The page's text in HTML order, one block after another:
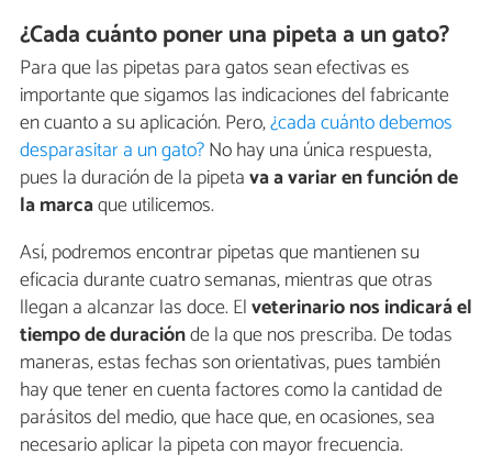
¿Cada cuánto poner una pipeta a un gato?
Para que las pipetas para gatos sean efectivas es
importante que sigamos las indicaciones del fabricante
en cuanto a su aplicación. Pero,¿cada cuánto debemos
desparasitar a un gato?No hay una única respuesta,
pues la duración de la pipetava a variar en función de
la marcaque utilicemos.
Así, podremos encontrar pipetas que mantienen su
eficacia durante cuatro semanas, mientras que otras
llegan a alcanzar las doce. Elveterinarionos indicará el
tiempo de duraciónde la que nos prescriba. De todas
maneras, estas fechas son orientativas, pues también
hay que tener en cuenta factores como la cantidad de
parásitos del medio, que hace que, en ocasiones, sea
necesario aplicar la pipeta con mayor frecuencia.